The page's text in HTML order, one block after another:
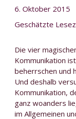
6. Oktober 2015
Geschätzte
Die vier
Kommunikation
beherrschen und
Und deshalb
Kommunikation,
ganz woanders
im Allgemeinen